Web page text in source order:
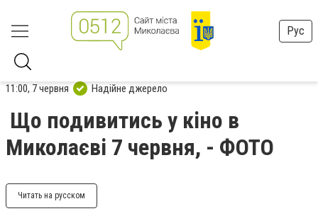
Рус
11:00, 7 червня Надійне джерело
Що подивитись у кіно в
Миколаєві 7 червня, - ФОТО
Читать на русском